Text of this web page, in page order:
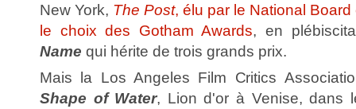
New York, The Post, élu par le National Board
le choix des Gotham Awards, en
Name qui hérite de trois grands prix.
Mais la Los Angeles Film Critics
Shape of Water, Lion d'or à Venise, dans